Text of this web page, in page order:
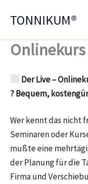
InhaltTONNIKUM®
Onlinekurs
Der Live –
? Bequem,
Wer kennt das nicht
Seminaren oder
mußte eine
der Planung für die
Firma und